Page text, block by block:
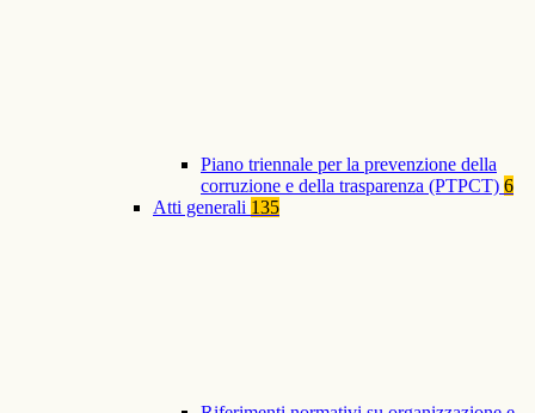
Piano triennale per la prevenzione della
corruzione e della trasparenza (PTPCT) 6
Atti generali 135